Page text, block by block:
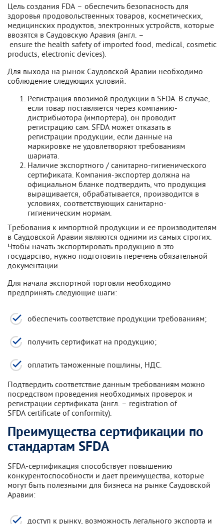
Цель создания FDA – обеспечить безопасность для
здоровья продовольственных товаров, косметических,
медицинских продуктов, электронных устройств, которые
ввозятся в Саудовскую Аравия (англ. –
ensure the health safety of imported food, medical, cosmetic
products, electronic devices).
Для выхода на рынок Саудовской Аравии необходимо
соблюдение следующих условий:
Регистрация ввозимой продукции в SFDA. В случае,
если товар поставляется через компанию-
дистрибьютора (импортера), он проводит
регистрацию сам. SFDA может отказать в
регистрации продукции, если данные на
маркировке не удовлетворяют требованиям
шариата.
Наличие экспортного / санитарно-гигиенического
сертификата. Компания-экспортер должна на
официальном бланке подтвердить, что продукция
выращивается, обрабатывается, производится в
условиях, соответствующих санитарно-
гигиеническим нормам.
Требования к импортной продукции и ее производителям
в Саудовской Аравии являются одними из самых строгих.
Чтобы начать экспортировать продукцию в это
государство, нужно подготовить перечень обязательной
документации.
Для начала экспортной торговли необходимо
предпринять следующие шаги:
обеспечить соответствие продукции требованиям;
получить сертификат на продукцию;
оплатить таможенные пошлины, НДС.
Подтвердить соответствие данным требованиям можно
посредством проведения необходимых проверок и
регистрации сертификата (англ. – registration of
SFDA certificate of conformity).
Преимущества сертификации по
стандартам SFDA
SFDA-сертификация способствует повышению
конкурентоспособности и дает преимущества, которые
могут быть полезными для бизнеса на рынке Саудовской
Аравии:
доступ к рынку, возможность легального экспорта и